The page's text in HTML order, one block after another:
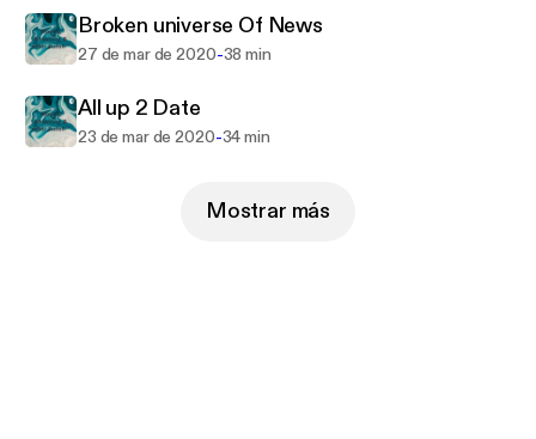
Broken universe Of News
27 de mar de 2020-38 min
All up 2 Date
23 de mar de 2020-34 min
Mostrar más